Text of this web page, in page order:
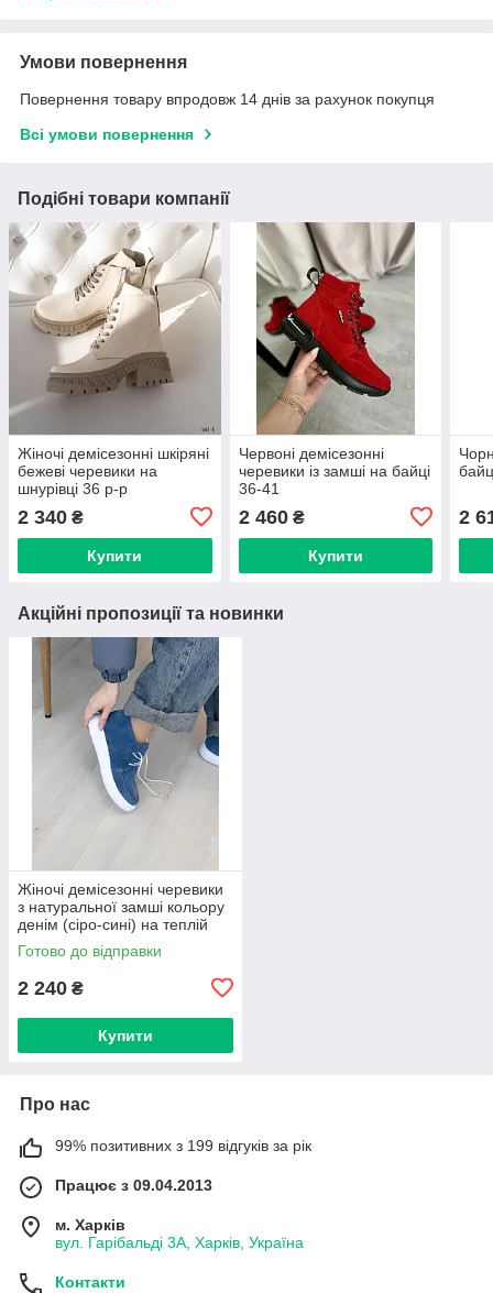
Умови повернення
Повернення товару впродовж 14 днів за рахунок покупця
Всі умови повернення
Подібні товари компанії
Жіночі демісезонні шкіряні
бежеві черевики на
шнурівці 36 р-р
2 340 ₴
Купити
Червоні демісезонні
черевики із замші на байці
36-41
2 460₴
Купити
2
Акційні пропозиції та новинки
Жіночі демісезонні черевики
з натуральної замші кольору
денім (сіро-сині) на теплій
байці 36-41 – Україна,
Готово до відправки
2 240 ₴
Купити
Про нас
99% позитивних з 199 відгуків за рік
Працює з 09.04.2013
м. Харків
вул. Гарібальді 3А, Харків, Україна
Контакти